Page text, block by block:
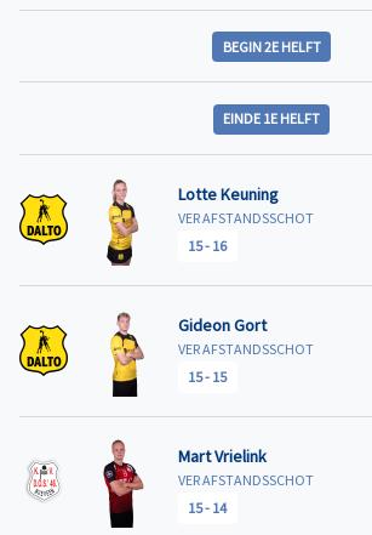
BEGIN 2E HELFT
EINDE 1E HELFT
Lotte Keuning
VER AFSTANDSSCHOT
15- 16
Gideon Gort
VER AFSTANDSSCHOT
15- 15
Mart Vrielink
VER AFSTANDSSCHOT
15- 14